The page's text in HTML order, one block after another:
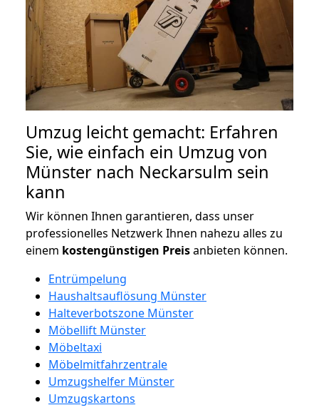
Umzug leicht gemacht: Erfahren
Sie, wie einfach ein Umzug von
Münster nach Neckarsulm sein
kann
Wir können Ihnen garantieren, dass unser
professionelles Netzwerk Ihnen nahezu alles zu
einem kostengünstigen Preisanbieten können.
Entrümpelung
Haushaltsauflösung Münster
Halteverbotszone Münster
Möbellift Münster
Möbeltaxi
Möbelmitfahrzentrale
Umzugshelfer Münster
Umzugskartons